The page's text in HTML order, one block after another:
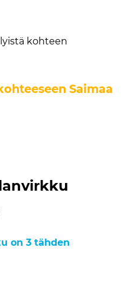
kohteen
Saimaa
on 3 tähden